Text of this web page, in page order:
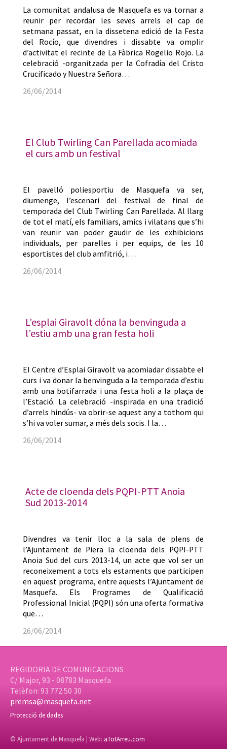
La comunitat andalusa de Masquefa es va tornar a
reunir per recordar les seves arrels el cap de
setmana passat, en la dissetena edició de la Festa
del Rocío, que divendres i dissabte va omplir
d’activitat el recinte de La Fàbrica Rogelio Rojo. La
celebració -organitzada per la Cofradía del Cristo
Crucificado y Nuestra Señora…
26/06/2014
El Club Twirling Can Parellada acomiada
el curs amb un festival
El pavelló poliesportiu de Masquefa va ser,
diumenge, l’escenari del festival de final de
temporada del Club Twirling Can Parellada. Al llarg
de tot el matí, els familiars, amics i vilatans que s’hi
van reunir van poder gaudir de les exhibicions
individuals, per parelles i per equips, de les 10
esportistes del club amfitrió, i…
26/06/2014
L’esplai Giravolt dóna la benvinguda a
l’estiu amb una gran festa holi
El Centre d’Esplai Giravolt va acomiadar dissabte el
curs i va donar la benvinguda a la temporada d’estiu
amb una botifarrada i una festa holi a la plaça de
l’Estació. La celebració -inspirada en una tradició
d’arrels hindús- va obrir-se aquest any a tothom qui
s’hi va voler sumar, a més dels socis. I la…
26/06/2014
Acte de cloenda dels PQPI-PTT Anoia
Sud 2013-2014
Divendres va tenir lloc a la sala de plens de
l’Ajuntament de Piera la cloenda dels PQPI-PTT
Anoia Sud del curs 2013-14, un acte que vol ser un
reconeixement a tots els estaments que participen
en aquest programa, entre aquests l’Ajuntament de
Masquefa. Els Programes de Qualificació
Professional Inicial (PQPI) són una oferta formativa
que…
26/06/2014
REGIDORIA DE COMUNICACIONS
C/ Major, 93 - 08783 Masquefa
Telèfon: 93 772 50 30
premsa@masquefa.net
Protecció de dades
© Ajuntament de Masquefa | Web: aTotArreu.com